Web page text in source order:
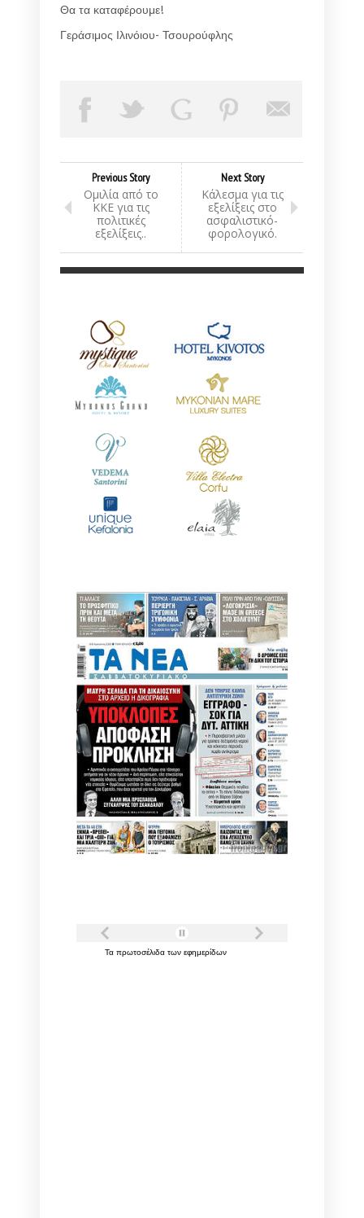
Θα τα καταφέρουμε!
Γεράσιμος Ιλινόιου- Τσουρούφλης
Previous Story
Ομιλία από το
ΚΚΕ για τις
πολιτικές
εξελίξεις..
Next Story
Κάλεσμα για τις
εξελίξεις στο
ασφαλιστικό-
φορολογικό.
Τα πρωτοσέλιδα των εφημερίδων